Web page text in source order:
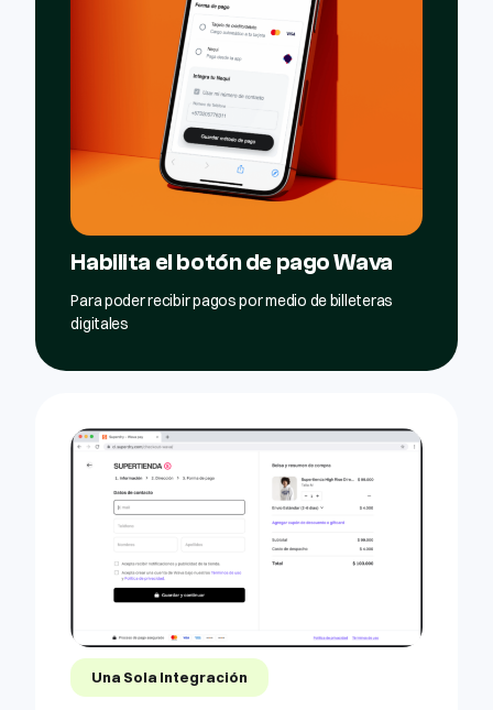
Habilita el botón de pago Wava
Para poder recibir pagos por medio de billeteras
digitales
Una Sola Integración